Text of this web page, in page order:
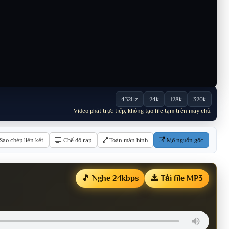
432Hz 24k 128k
320k
Video phát trực tiếp, không tạo file tạm trên máy chủ.
Sao chép liên kết Chế độ rạp Toàn màn hình Mở nguồn gốc
🎵 Nghe 24kbps Tải file MP3